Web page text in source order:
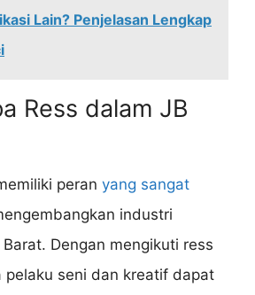
Lain? Penjelasan Lengkap
Ress dalam JB
peran yang sangat
industri
Dengan mengikuti ress
pelaku seni dan kreatif dapat